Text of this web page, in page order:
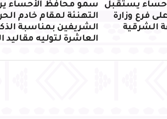
سمو محافظ الأحساء
التهنئة لمقام خادم
الشريفين بمناسبة
العاشرة لتوليه مقاليد
يستقبل
فرع وزارة
الشرقية